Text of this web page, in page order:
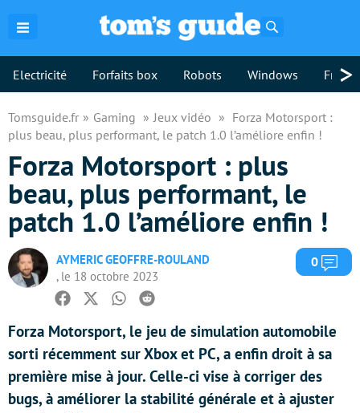
Electricité Forfaits box Robots Windows >
Tomsguide.fr Gaming Jeux vidéo
Forza Motorsport :
plus beau, plus performant, le patch 1.0 l’améliore enfin !
Forza Motorsport : plus
beau, plus performant, le
patch 1.0 l’améliore enfin !
AYMERIC GEOFFRE-ROULAND
, le 18 octobre 2023
0
Facebook
TwitterWhatsapp
Reddit
Forza Motorsport, le jeu de simulation automobile
sorti récemment sur Xbox et PC, a enfin droit à sa
première mise à jour. Celle-ci vise à corriger des
bugs, à améliorer la stabilité générale et à ajuster